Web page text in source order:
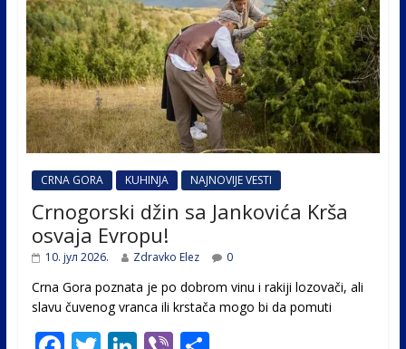
CRNA GORA KUHINJA NAJNOVIJE VESTI
Crnogorski džin sa Jankovića Krša
osvaja Evropu!
10. јул 2026. Zdravko Elez 0
Crna Gora poznata je po dobrom vinu i rakiji lozovači, ali
slavu čuvenog vranca ili krstača mogo bi da pomuti